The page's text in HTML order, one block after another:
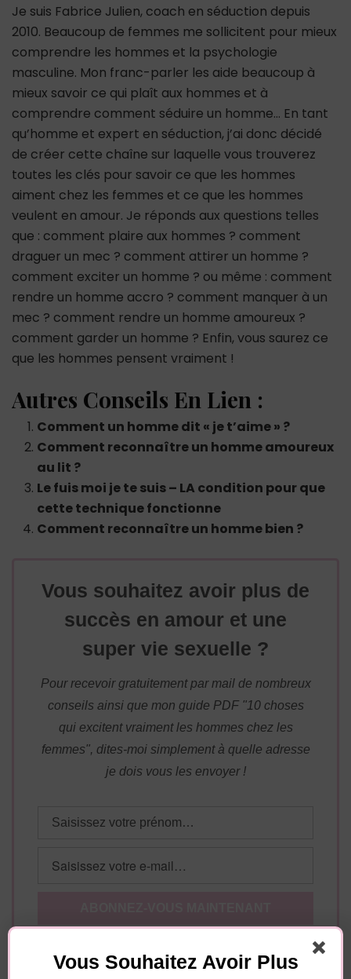
Je suis Fabrice Julien, coach en séduction depuis
2010. Beaucoup de femmes me sollicitent pour mieux
comprendre les hommes et la psychologie
masculine. Mon franc-parler les aide beaucoup à
mieux savoir ce qui plaît aux hommes et à
comprendre comment séduire un homme… En tant
qu’homme et expert en séduction, j’ai donc décidé
de créer cette chaîne sur laquelle vous trouverez
toutes les clés pour savoir ce que les hommes
aiment chez les femmes et ce que les hommes
veulent en amour. Je réponds aux questions telles
que : comment plaire aux hommes ? comment
draguer un mec ? comment attirer un homme ?
comment exciter un homme ? ou même : comment
rendre un homme accro ? comment manquer à un
mec ? comment rendre un homme amoureux ?
comment garder un homme ? Enfin, vous saurez ce
que les hommes pensent vraiment !
Autres Conseils En Lien :
Comment un homme dit « je t’aime » ?
Comment reconnaître un homme amoureux
au lit ?
Le fuis moi je te suis – LA condition pour que
cette technique fonctionne
Comment reconnaître un homme bien ?
Vous souhaitez avoir plus de
succès en amour et une
super vie sexuelle ?
Pour recevoir gratuitement par mail de nombreux
conseils ainsi que mon guide PDF "10 choses
qui excitent vraiment les hommes chez les
femmes", dites-moi simplement à quelle adresse
je dois vous les envoyer !
Vous Souhaitez Avoir Plus